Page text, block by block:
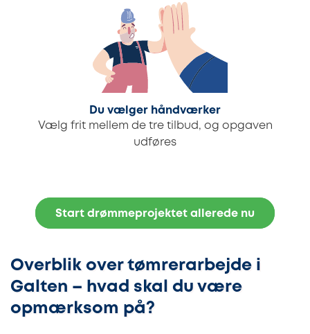
Du vælger håndværker
Vælg frit mellem de tre tilbud, og opgaven
udføres
Start drømmeprojektet allerede nu
Overblik over tømrerarbejde i
Galten – hvad skal du være
opmærksom på?